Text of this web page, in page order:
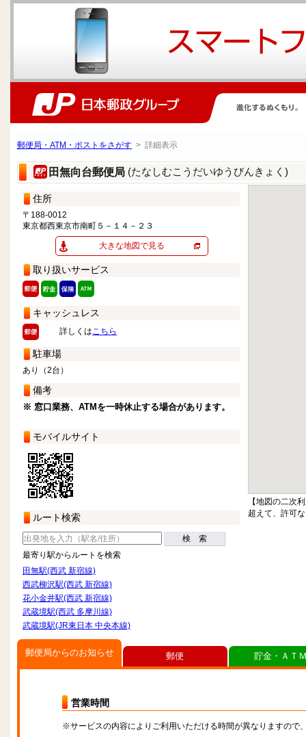
郵便局・ATM・ポストをさがす > 詳細表示
田無向台郵便局 (たなしむこうだいゆうびんきょく)
住所
〒188-0012
東京都西東京市南町５－１４－２３
大きな地図で見る
取り扱いサービス
キャッシュレス
詳しくはこちら
駐車場
あり（2台）
備考
※ 窓口業務、ATMを一時休止する場合があります。
モバイルサイト
ルート検索
検 索
最寄り駅からルートを検索
田無駅(西武 新宿線)
西武柳沢駅(西武 新宿線)
花小金井駅(西武 新宿線)
武蔵境駅(西武 多摩川線)
武蔵境駅(JR東日本 中央本線)
【地図の二次
超えて、許可
郵便局からのお知らせ
営業時間
※サービスの内容によりご利用いただける時間が異なりますので
郵便 貯金・ＡＴ